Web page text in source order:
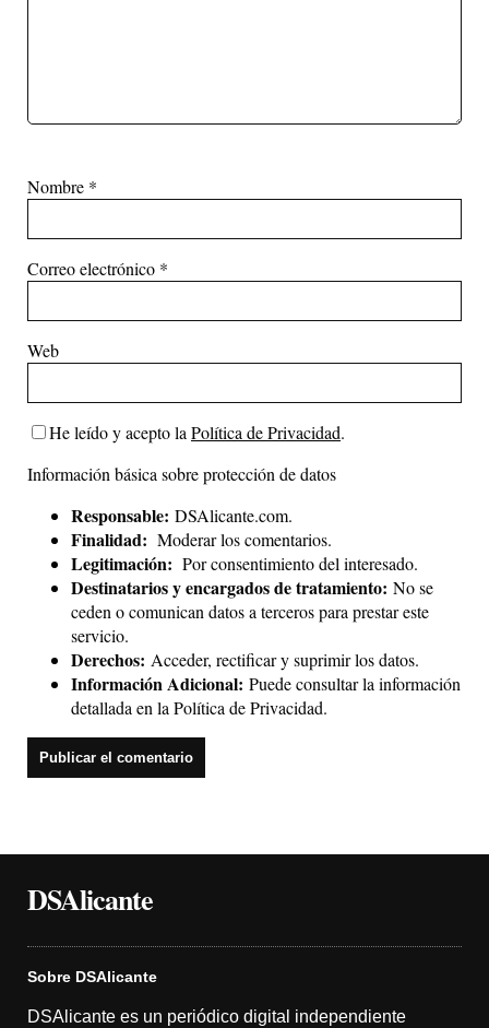
Nombre *
Correo electrónico *
Web
He leído y acepto laPolítica de Privacidad.
Información básica sobre protección de datos
Responsable: DSAlicante.com.
Finalidad: Moderar los comentarios.
Legitimación: Por consentimiento del interesado.
Destinatarios y encargados de tratamiento: No se
ceden o comunican datos a terceros para prestar este
servicio.
Derechos: Acceder, rectificar y suprimir los datos.
Información Adicional: Puede consultar la información
detallada en laPolítica de Privacidad.
DSAlicante
Sobre DSAlicante
DSAlicante es un periódico digital independiente